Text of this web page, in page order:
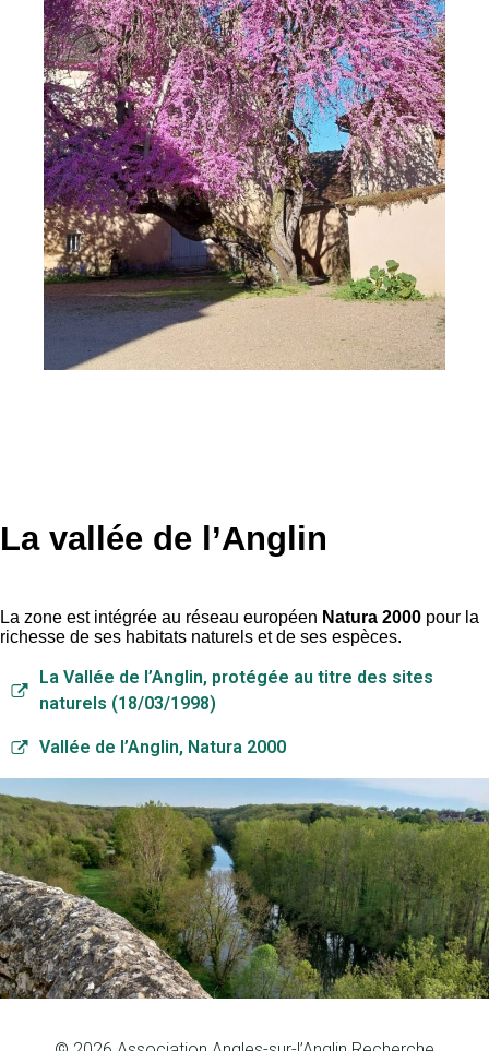
La vallée de l’Anglin
La zone est intégrée au réseau européen Natura 2000 pour la
richesse de ses habitats naturels et de ses espèces.
La Vallée de l’Anglin, protégée au titre des sites
naturels (18/03/1998)
Vallée de l’Anglin, Natura 2000